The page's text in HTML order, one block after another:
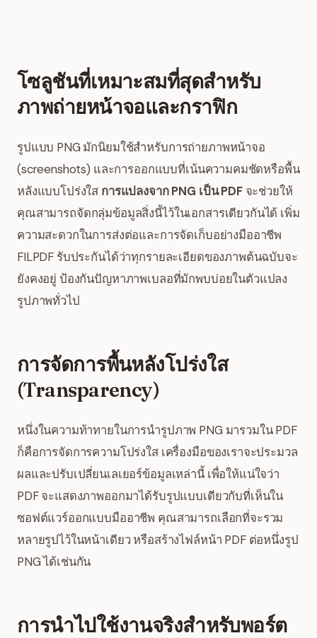
โซลูชันที่เหมาะสมที่สุดสำหรับ
ภาพถ่ายหน้าจอและกราฟิก
รูปแบบ PNG มักนิยมใช้สำหรับการถ่ายภาพหน้าจอ
(screenshots) และการออกแบบที่เน้นความคมชัดหรือพื้น
หลังแบบโปร่งใส การแปลงจาก PNG เป็น PDFจะช่วยให้
คุณสามารถจัดกลุ่มข้อมูลสิ่งนี้ไว้ในเอกสารเดียวกันได้ เพิ่ม
ความสะดวกในการส่งต่อและการจัดเก็บอย่างมืออาชีพ
FILPDF รับประกันได้ว่าทุกรายละเอียดของภาพต้นฉบับจะ
ยังคงอยู่ ป้องกันปัญหาภาพเบลอที่มักพบบ่อยในตัวแปลง
รูปภาพทั่วไป
การจัดการพื้นหลังโปร่งใส
(Transparency)
หนึ่งในความท้าทายในการนำรูปภาพ PNG มารวมใน PDF
ก็คือการจัดการความโปร่งใส เครื่องมือของเราจะประมวล
ผลและปรับเปลี่ยนเลเยอร์ข้อมูลเหล่านี้ เพื่อให้แน่ใจว่า
PDF จะแสดงภาพออกมาได้รับรูปแบบเดียวกับที่เห็นใน
ซอฟต์แวร์ออกแบบมืออาชีพ คุณสามารถเลือกที่จะรวม
หลายรูปไว้ในหน้าเดียว หรือสร้างไฟล์หน้า PDF ต่อหนึ่งรูป
PNG ได้เช่นกัน
การนำไปใช้งานจริงสำหรับพอร์ต